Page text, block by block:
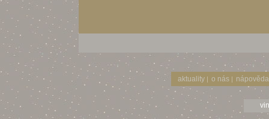
aktuality | o nás | nápověda